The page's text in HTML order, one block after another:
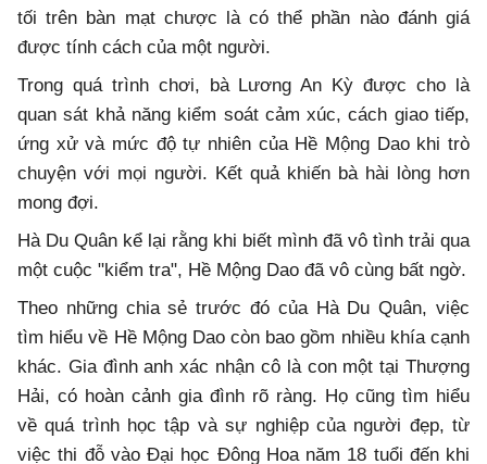
tối trên bàn mạt chược là có thể phần nào đánh giá
được tính cách của một người.
Trong quá trình chơi, bà Lương An Kỳ được cho là
quan sát khả năng kiểm soát cảm xúc, cách giao tiếp,
ứng xử và mức độ tự nhiên của Hề Mộng Dao khi trò
chuyện với mọi người. Kết quả khiến bà hài lòng hơn
mong đợi.
Hà Du Quân kể lại rằng khi biết mình đã vô tình trải qua
một cuộc "kiểm tra", Hề Mộng Dao đã vô cùng bất ngờ.
Theo những chia sẻ trước đó của Hà Du Quân, việc
tìm hiểu về Hề Mộng Dao còn bao gồm nhiều khía cạnh
khác. Gia đình anh xác nhận cô là con một tại Thượng
Hải, có hoàn cảnh gia đình rõ ràng. Họ cũng tìm hiểu
về quá trình học tập và sự nghiệp của người đẹp, từ
việc thi đỗ vào Đại học Đông Hoa năm 18 tuổi đến khi